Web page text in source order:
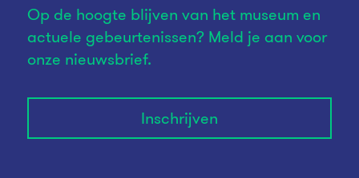
Op de hoogte blijven van het museum en
actuele gebeurtenissen? Meld je aan voor
onze nieuwsbrief.
Inschrijven